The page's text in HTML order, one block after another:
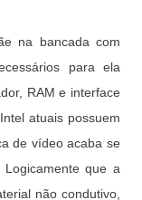
na bancada com
para ela
RAM e interface
atuais possuem
de vídeo acaba se
que a
não condutivo,